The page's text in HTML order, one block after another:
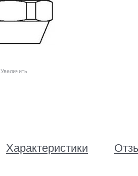
Увеличить
Характеристики